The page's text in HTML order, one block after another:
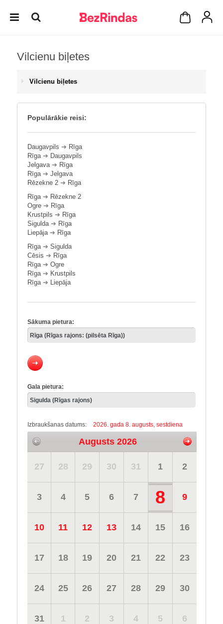
Vilcienu biļetes
Vilcienu biļetes
Populārākie reisi:
Daugavpils ➔ Rīga
Rīga➔ Daugavpils
Jelgava➔ Rīga
Rīga➔ Jelgava
Rēzekne 2 ➔ Rīga
Rīga➔ Rēzekne 2
Ogre ➔ Rīga
Krustpils ➔ Rīga
Sigulda➔ Rīga
Liepāja➔ Rīga
Rīga➔ Sigulda
Cēsis ➔ Rīga
Rīga➔ Ogre
Rīga➔ Krustpils
Rīga➔ Liepāja
Sākuma pietura:
Gala pietura:
Izbraukšanas datums: 2026. gada 8. augusts, sestdiena
Augusts 2026
27 28 29 30 31 1 2
3 4 5 6 7 8 9
10 11 12 13 14 15 16
17 18 19 20 21 22 23
24 25 26 27 28 29 30
31 1 2 3 4 5 6